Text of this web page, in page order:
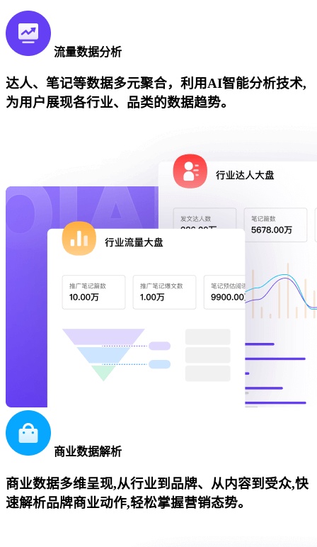
流量数据分析
达人、笔记等数据多元聚合，利用AI智能分析技术,
为用户展现各行业、品类的数据趋势。
商业数据解析
商业数据多维呈现,从行业到品牌、从内容到受众,快
速解析品牌商业动作,轻松掌握营销态势。